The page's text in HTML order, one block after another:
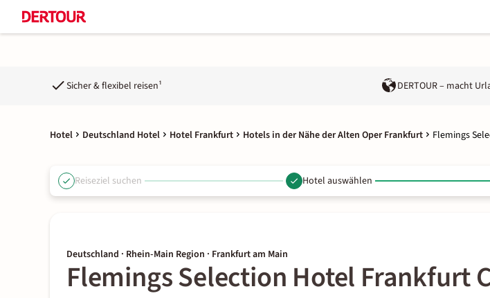
Sicher & flexibel reisen¹ DERTOUR – macht
Hotel Deutschland Hotel Hotel Frankfurt Hotels in der Nähe der Alten Oper Frankfurt Flemings
Reiseziel suchen Hotel auswählen
Deutschland · Rhein-Main Region · Frankfurt am Main
Flemings Selection Hotel Frankfurt